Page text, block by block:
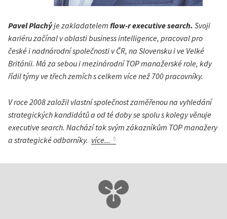
Pavel Plachýje zakladatelem flow-r executive search. Svoji
kariéru začínal v oblasti business intelligence, pracoval pro
české i nadnárodní společnosti v ČR, na Slovensku i ve Velké
Británii. Má za sebou i mezinárodní TOP manažerské role, kdy
řídil týmy ve třech zemích s celkem více než 700 pracovníky.
V roce 2008 založil vlastní společnost zaměřenou na vyhledání
strategických kandidátů a od té doby se spolu s kolegy věnuje
executive search. Nachází tak svým zákazníkům TOP manažery
a strategické odborníky. více...